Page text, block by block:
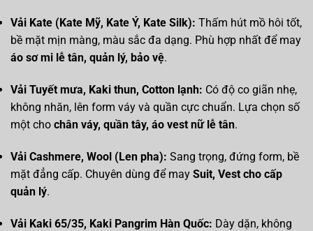
Vải Kate (Kate Mỹ, Kate Ý, Kate Silk): Thấm hút mồ hôi tốt,
bề mặt mịn màng, màu sắc đa dạng. Phù hợp nhất để may
áo sơ mi lễ tân, quản lý, bảo vệ.
Vải Tuyết mưa, Kaki thun, Cotton lạnh: Có độ co giãn nhẹ,
không nhăn, lên form váy và quần cực chuẩn. Lựa chọn số
một cho chân váy, quần tây, áo vest nữ lễ tân.
Vải Cashmere, Wool (Len pha): Sang trọng, đứng form, bề
mặt đẳng cấp. Chuyên dùng để may Suit, Vest cho cấp
quản lý.
Vải Kaki 65/35, Kaki Pangrim Hàn Quốc: Dày dặn, không